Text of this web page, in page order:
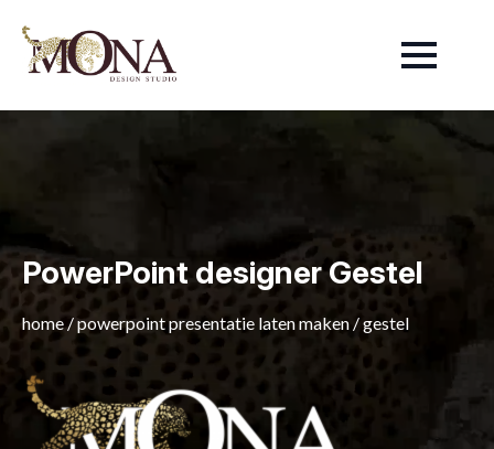
PowerPoint designer Gestel
home /powerpoint presentatie laten maken /gestel